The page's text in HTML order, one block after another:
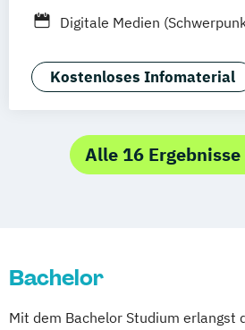
Zürich Rostock Dortmund
Digitale Medien
Kostenloses Infomaterial
Alle 16 Ergebnisse
Bachelor
Mit dem Bachelor Studium erlangst